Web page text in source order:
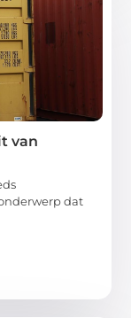
van
dat